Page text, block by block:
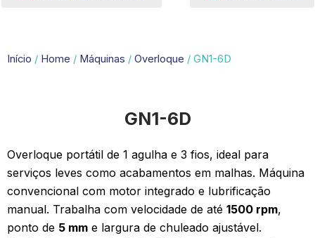
Início / Home / Máquinas / Overloque / GN1-6D
GN1-6D
Overloque portátil de 1 agulha e 3 fios, ideal para
serviços leves como acabamentos em malhas. Máquina
convencional com motor integrado e lubrificação
manual. Trabalha com velocidade de até 1500 rpm,
ponto de 5 mm e largura de chuleado ajustável.